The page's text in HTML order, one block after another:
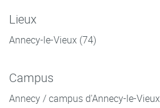
Lieux
Annecy-le-Vieux (74)
Campus
Annecy / campus d'Annecy-le-Vieux